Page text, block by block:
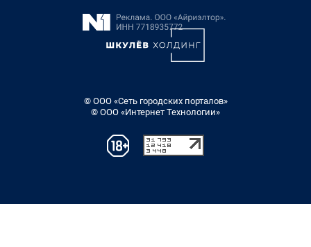
© ООО «Сеть городских порталов»
© ООО «Интернет Технологии»